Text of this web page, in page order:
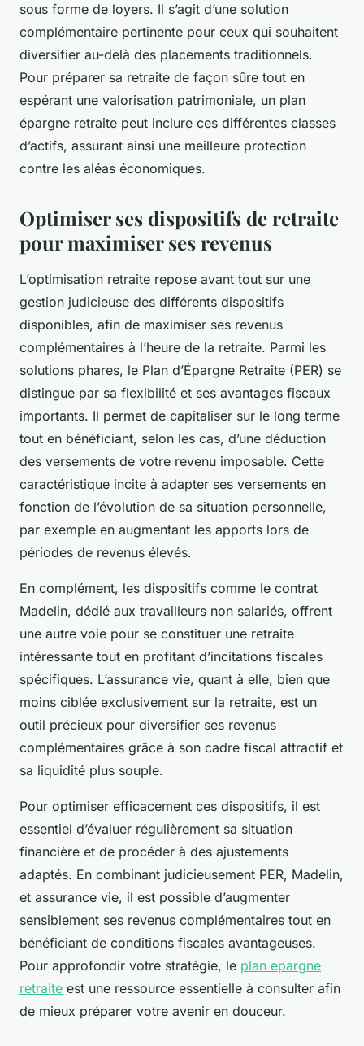
sous forme de loyers. Il s’agit d’une solution
complémentaire pertinente pour ceux qui souhaitent
diversifier au-delà des placements traditionnels.
Pour préparer sa retraite de façon sûre tout en
espérant une valorisation patrimoniale, un plan
épargne retraite peut inclure ces différentes classes
d’actifs, assurant ainsi une meilleure protection
contre les aléas économiques.
Optimiser ses dispositifs de retraite
pour maximiser ses revenus
L’optimisation retraite repose avant tout sur une
gestion judicieuse des différents dispositifs
disponibles, afin de maximiser ses revenus
complémentaires à l’heure de la retraite. Parmi les
solutions phares, le Plan d’Épargne Retraite (PER) se
distingue par sa flexibilité et ses avantages fiscaux
importants. Il permet de capitaliser sur le long terme
tout en bénéficiant, selon les cas, d’une déduction
des versements de votre revenu imposable. Cette
caractéristique incite à adapter ses versements en
fonction de l’évolution de sa situation personnelle,
par exemple en augmentant les apports lors de
périodes de revenus élevés.
En complément, les dispositifs comme le contrat
Madelin, dédié aux travailleurs non salariés, offrent
une autre voie pour se constituer une retraite
intéressante tout en profitant d’incitations fiscales
spécifiques. L’assurance vie, quant à elle, bien que
moins ciblée exclusivement sur la retraite, est un
outil précieux pour diversifier ses revenus
complémentaires grâce à son cadre fiscal attractif et
sa liquidité plus souple.
Pour optimiser efficacement ces dispositifs, il est
essentiel d’évaluer régulièrement sa situation
financière et de procéder à des ajustements
adaptés. En combinant judicieusement PER, Madelin,
et assurance vie, il est possible d’augmenter
sensiblement ses revenus complémentaires tout en
bénéficiant de conditions fiscales avantageuses.
Pour approfondir votre stratégie, le plan epargne
retraite est une ressource essentielle à consulter afin
de mieux préparer votre avenir en douceur.